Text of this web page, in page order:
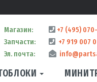
Магазин:
+7 (495)
Запчасти:
+7 919 007
Эл. почта: